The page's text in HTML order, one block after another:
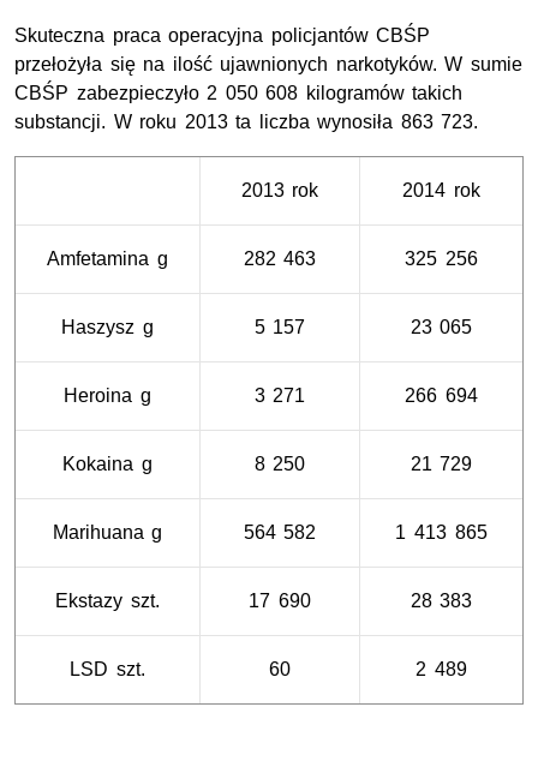
Skuteczna praca operacyjna policjantów CBŚP
przełożyła się na ilość ujawnionych narkotyków. W sumie
CBŚP zabezpieczyło 2 050 608 kilogramów takich
substancji. W roku 2013 ta liczba wynosiła 863 723.
2013 rok 2014 rok
Amfetamina g 282 463 325 256
Haszysz g 5 157 23 065
Heroina g 3 271 266 694
Kokaina g 8 250 21 729
Marihuana g 564 582 1 413 865
Ekstazy szt. 17 690 28 383
LSD szt. 60 2 489